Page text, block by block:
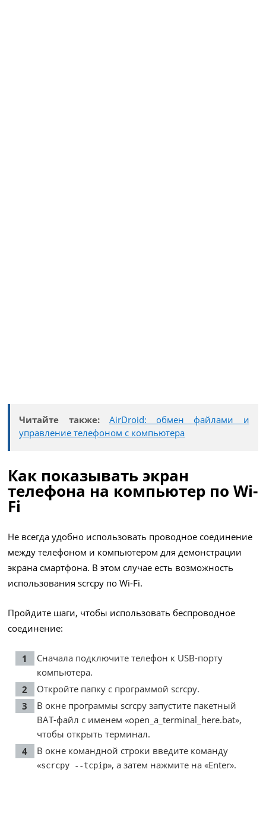
Читайте также:
AirDroid: обмен файлами и
управление телефоном с компьютера
Как показывать экран
телефона на компьютер по Wi-
Fi
Не всегда удобно использовать проводное соединение
между телефоном и компьютером для демонстрации
экрана смартфона. В этом случае есть возможность
использования scrcpy по Wi-Fi.
Пройдите шаги, чтобы использовать беспроводное
соединение:
Сначала подключите телефон к USB-порту
компьютера.
Откройте папку с программой scrcpy.
В окне программы scrcpy запустите пакетный
BAT-файл с именем «open_a_terminal_here.bat»,
чтобы открыть терминал.
В окне командной строки введите команду
«scrcpy --tcpip», а затем нажмите на «Enter».